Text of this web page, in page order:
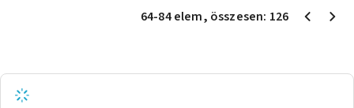
64-84elem, összesen: 126